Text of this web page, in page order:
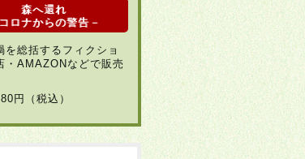
森へ還れ
ロナからの警告－
を総括するフィクショ
・AMAZONなどで販売
円（税込）